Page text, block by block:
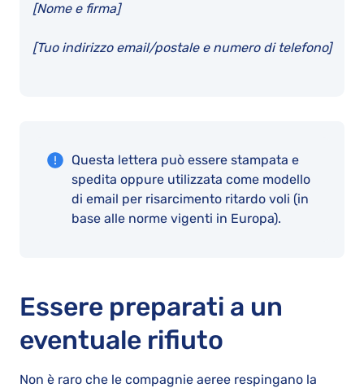
[Nome e firma]
[Tuo indirizzo email/postale e numero di telefono]
Questa lettera può essere stampata e
spedita oppure utilizzata come modello
di email per risarcimento ritardo voli (in
base alle norme vigenti in Europa).
Essere preparati a un
eventuale rifiuto
Non è raro che le compagnie aeree respingano la